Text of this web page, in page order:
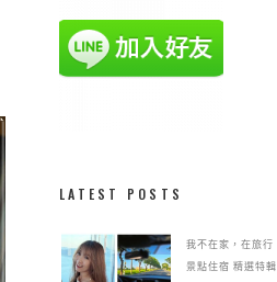
LATEST POSTS
我不在家，在旅行
景點住宿 精選特輯